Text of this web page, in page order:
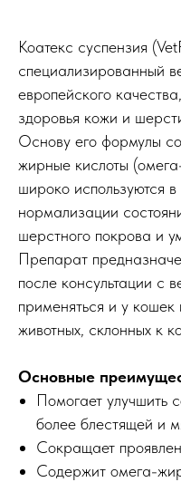
Коатекс суспензия
специализированный
европейского
здоровья кожи и
Основу его формулы
жирные кислоты
широко используются
нормализации
шерстного покрова и
Препарат
после консультации с
применяться и у
животных, склонных к
Основные
Помогает улучшить
более блестящей и
Сокращает
Содержит омега-